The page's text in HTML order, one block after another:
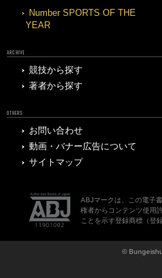
Number SPORTS OF THE
YEAR
ARCHIVE
競技から探す
著者から探す
OTHERS
お問い合わせ
動画・バナー広告について
サイトマップ
ABJマークは、この電子
権者からコンテンツ使用
ことを示す登録商標（登
©